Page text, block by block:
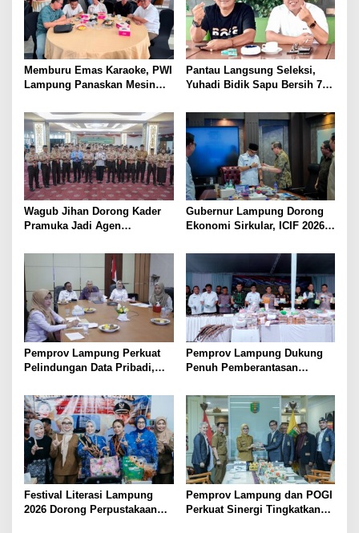
Memburu Emas Karaoke, PWI
Lampung Panaskan Mesin
Pantau Langsung Seleksi,
Yuhadi Bidik Sapu Bersih 7
Porwanas 2027
Wagub Jihan Dorong Kader
Pramuka Jadi Agen
2026
Gubernur Lampung Dorong
Ekonomi Sirkular, ICIF 2026
Hijau ke Lampung
Pemprov Lampung Perkuat
Pelindungan Data Pribadi,
Keamanan Siber Aparatur
Pemprov Lampung Dukung
Penuh Pemberantasan
Jaga Keamanan Lampung
Festival Literasi Lampung
2026 Dorong Perpustakaan
Pemprov Lampung dan POGI
Perkuat Sinergi Tingkatkan